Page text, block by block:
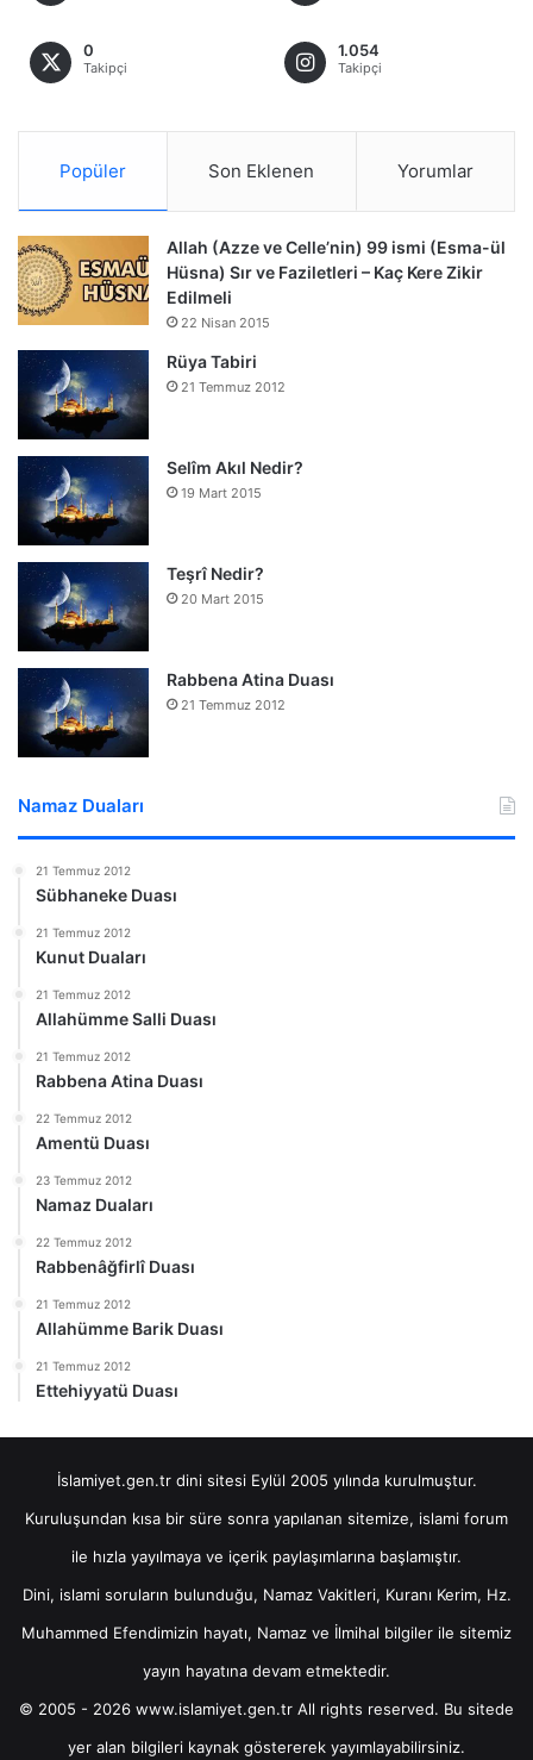
0
Takipçi
1.054
Takipçi
Popüler Son Eklenen Yorumlar
Allah (Azze ve Celle’nin) 99 ismi (Esma-ül
Hüsna) Sır ve Faziletleri – Kaç Kere Zikir
Edilmeli
22 Nisan 2015
Rüya Tabiri
21 Temmuz 2012
Selîm Akıl Nedir?
19 Mart 2015
Teşrî Nedir?
20 Mart 2015
Rabbena Atina Duası
21 Temmuz 2012
Namaz Duaları
21 Temmuz 2012
Sübhaneke Duası
21 Temmuz 2012
Kunut Duaları
21 Temmuz 2012
Allahümme Salli Duası
21 Temmuz 2012
Rabbena Atina Duası
22 Temmuz 2012
Amentü Duası
23 Temmuz 2012
Namaz Duaları
22 Temmuz 2012
Rabbenâğfirlî Duası
21 Temmuz 2012
Allahümme Barik Duası
21 Temmuz 2012
Ettehiyyatü Duası
İslamiyet.gen.tr dini sitesi Eylül 2005 yılında kurulmuştur.
Kuruluşundan kısa bir süre sonra yapılanan sitemize, islami forum
ile hızla yayılmaya ve içerik paylaşımlarına başlamıştır.
Dini, islami soruların bulunduğu, Namaz Vakitleri, Kuranı Kerim, Hz.
Muhammed Efendimizin hayatı, Namaz ve İlmihal bilgiler ile sitemiz
yayın hayatına devam etmektedir.
© 2005 - 2026 www.islamiyet.gen.tr All rights reserved. Bu sitede
yer alan bilgileri kaynak göstererek yayımlayabilirsiniz.